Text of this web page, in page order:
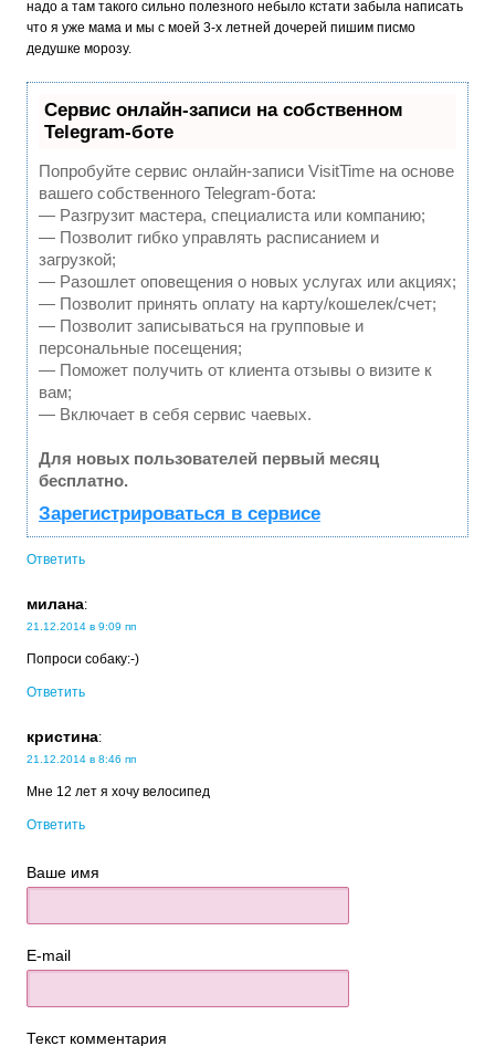
надо а там такого сильно полезного небыло кстати забыла написать
что я уже мама и мы с моей 3-х летней дочерей пишим писмо
дедушке морозу.
Сервис онлайн-записи на собственном
Telegram-боте
Попробуйте сервис онлайн-записи VisitTime на основе
вашего собственного Telegram-бота:
— Разгрузит мастера, специалиста или компанию;
— Позволит гибко управлять расписанием и
загрузкой;
— Разошлет оповещения о новых услугах или акциях;
— Позволит принять оплату на карту/кошелек/счет;
— Позволит записываться на групповые и
персональные посещения;
— Поможет получить от клиента отзывы о визите к
вам;
— Включает в себя сервис чаевых.
Для новых пользователей первый месяц
бесплатно.
Зарегистрироваться в сервисе
Ответить
милана:
21.12.2014 в 9:09 пп
Попроси собаку:-)
Ответить
кристина:
21.12.2014 в 8:46 пп
Мне 12 лет я хочу велосипед
Ответить
Ваше имя
E-mail
Текст комментария